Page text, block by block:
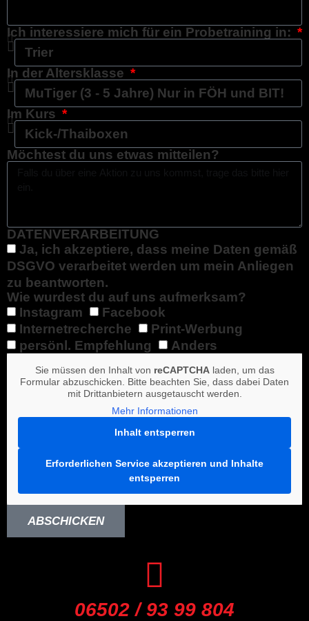
Ich interessiere mich für ein Probetraining in:
In der Altersklasse
Im Kurs
Möchtest du uns etwas mitteilen?
DATENVERARBEITUNG
Ja, ich akzeptiere, dass meine Daten gemäß
DSGVO verarbeitet werden um mein Anliegen
zu beantworten.
Wie wurdest du auf uns aufmerksam?
Instagram
Facebook
Internetrecherche
Print-Werbung
persönl. Empfehlung
Anders
Sie müssen den Inhalt von reCAPTCHAladen, um das
Formular abzuschicken. Bitte beachten Sie, dass dabei Daten
mit Drittanbietern ausgetauscht werden.
Mehr Informationen
Inhalt entsperren
Erforderlichen Service akzeptieren und Inhalte
entsperren
ABSCHICKEN
06502 / 93 99 804